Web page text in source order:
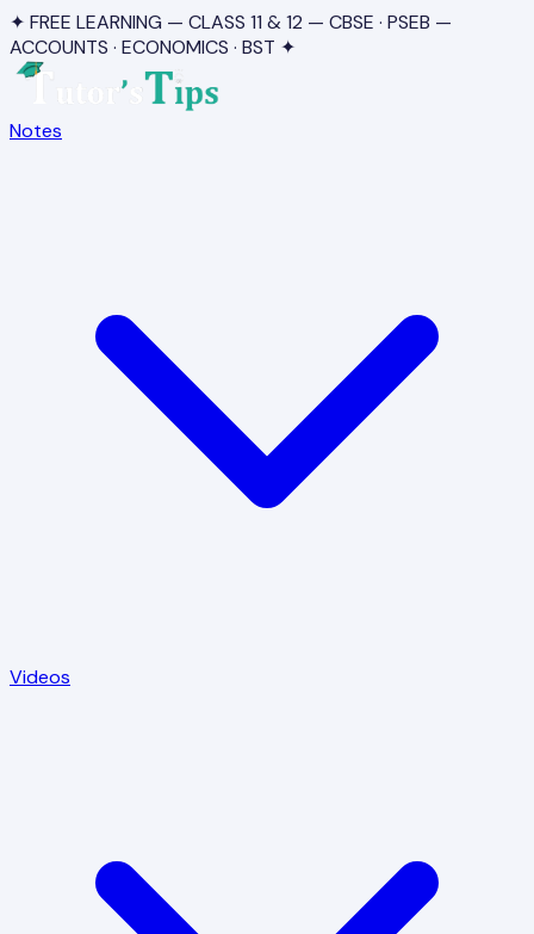
✦ FREE LEARNING — CLASS 11 & 12 — CBSE · PSEB —
ACCOUNTS · ECONOMICS · BST ✦
Notes
Videos